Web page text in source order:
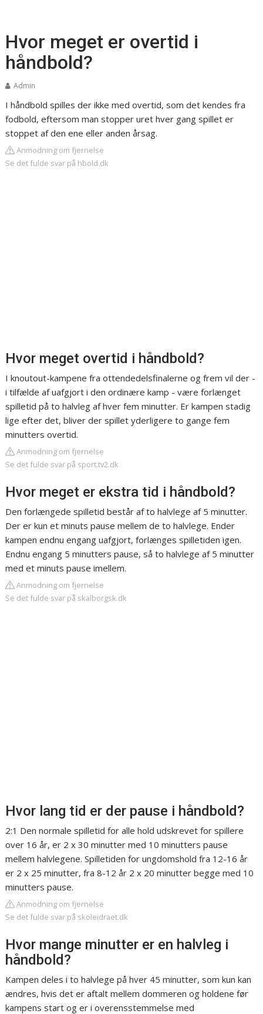
Hvor meget er overtid i
håndbold?
Admin
I håndbold spilles der ikke med overtid, som det kendes fra
fodbold, eftersom man stopper uret hver gang spillet er
stoppet af den ene eller anden årsag.
Anmodning om fjernelse
Se det fulde svar på hbold.dk
Hvor meget overtid i håndbold?
I knoutout-kampene fra ottendedelsfinalerne og frem vil der -
i tilfælde af uafgjort i den ordinære kamp - være forlænget
spilletid på to halvleg af hver fem minutter. Er kampen stadig
lige efter det, bliver der spillet yderligere to gange fem
minutters overtid.
Anmodning om fjernelse
Se det fulde svar på sport.tv2.dk
Hvor meget er ekstra tid i håndbold?
Den forlængede spilletid består af to halvlege af 5 minutter.
Der er kun et minuts pause mellem de to halvlege. Ender
kampen endnu engang uafgjort, forlænges spilletiden igen.
Endnu engang 5 minutters pause, så to halvlege af 5 minutter
med et minuts pause imellem.
Anmodning om fjernelse
Se det fulde svar på skalborgsk.dk
Hvor lang tid er der pause i håndbold?
2:1 Den normale spilletid for alle hold udskrevet for spillere
over 16 år, er 2 x 30 minutter med 10 minutters pause
mellem halvlegene. Spilletiden for ungdomshold fra 12-16 år
er 2 x 25 minutter, fra 8-12 år 2 x 20 minutter begge med 10
minutters pause.
Anmodning om fjernelse
Se det fulde svar på skoleidraet.dk
Hvor mange minutter er en halvleg i
håndbold?
Kampen deles i to halvlege på hver 45 minutter, som kun kan
ændres, hvis det er aftalt mellem dommeren og holdene før
kampens start og er i overensstemmelse med